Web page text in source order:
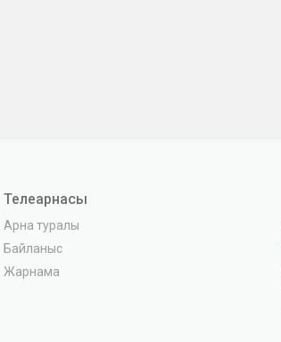
Телеарнасы
Арна туралы
Байланыс
Жарнама